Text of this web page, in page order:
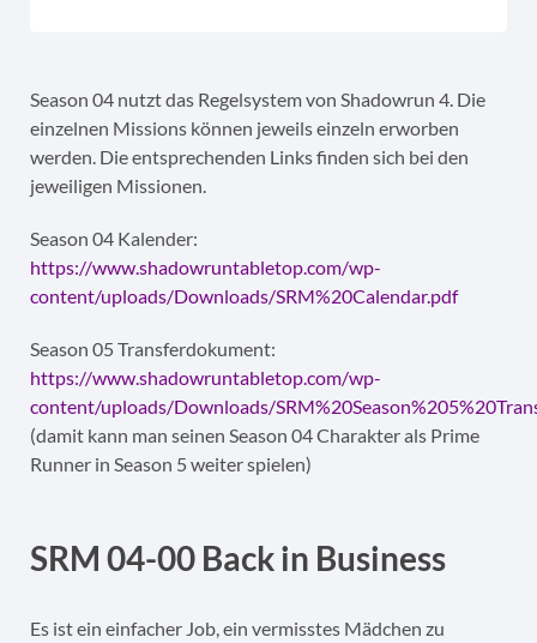
Season 04 nutzt das Regelsystem von Shadowrun 4. Die
einzelnen Missions können jeweils einzeln erworben
werden. Die entsprechenden Links finden sich bei den
jeweiligen Missionen.
Season 04 Kalender:
https://www.shadowruntabletop.com/wp-
content/uploads/Downloads/SRM%20Calendar.pdf
Season 05 Transferdokument:
https://www.shadowruntabletop.com/wp-
content/uploads/Downloads/
(damit kann man seinen Season 04 Charakter als Prime
Runner in Season 5 weiter spielen)
SRM 04-00 Back in Business
Es ist ein einfacher Job, ein vermisstes Mädchen zu